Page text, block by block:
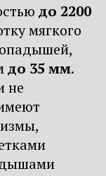
до 2200
мягкого
до 35 мм.
не